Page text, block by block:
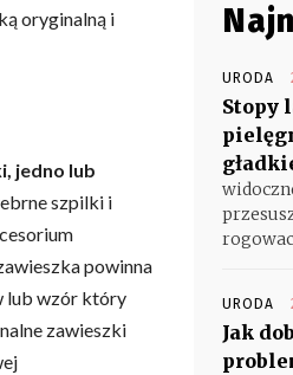
oryginalną i
jedno lub
szpilki i
powinna
lub wzór który
zawieszki
URODA
Stopy
URODA
Jak